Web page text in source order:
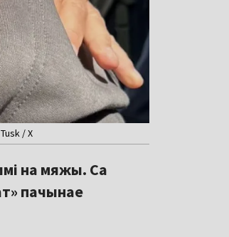
/ X
на мяжы. Са
пачынае